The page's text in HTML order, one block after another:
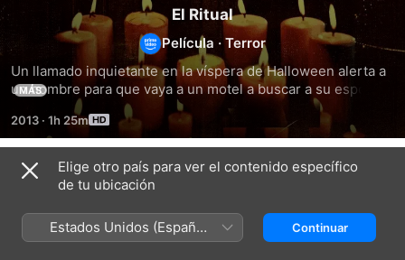
El Ritual
Película · Terror
Un llamado inquietante en la víspera de Halloween alerta a
un hombre para que vaya a un motel a buscar a su esposa.
Ella acaba de apuñalar a un hombre. Razones le sobran: ese
hombre es parte de un culto sangriento donde se matan
víctimas en rituales.
MÁS
2013 · 1h 25m
Títulos relacionados
salida
macabra
sin
Salida
Elige otro país para ver el contenido específico
de tu ubicación
Estados Unidos (Español
México)
Continuar